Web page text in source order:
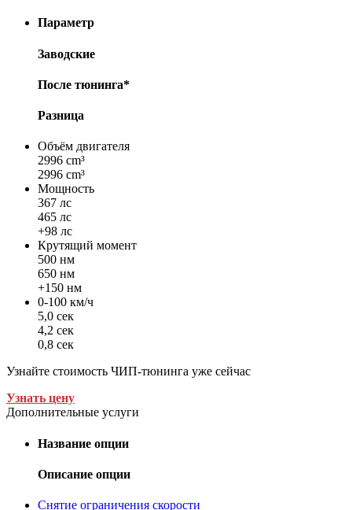
Параметр
Заводские
После тюнинга*
Разница
Объём двигателя
2996 cm³
2996 cm³
Мощность
367 лс
465 лс
+98 лс
Крутящий момент
500 нм
650 нм
+150 нм
0-100 км/ч
5,0 сек
4,2 сек
0,8 сек
Узнайте стоимость ЧИП-тюнинга уже сейчас
Узнать цену
Дополнительные услуги
Название опции
Описание опции
Снятие ограничения скорости